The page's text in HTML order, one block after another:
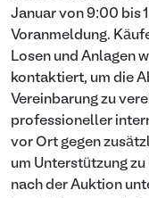
Januar von 9:00 bis
Voranmeldung.
Losen und Anlagen
kontaktiert, um die
Vereinbarung zu
professioneller
vor Ort gegen
um Unterstützung
nach der Auktion